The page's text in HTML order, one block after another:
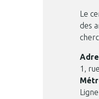
Le
des
1,